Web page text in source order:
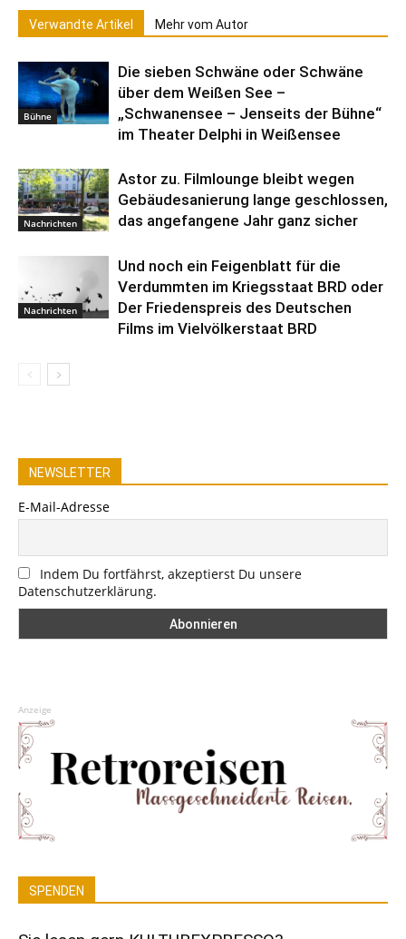
Verwandte Artikel Mehr vom Autor
Bühne
Die sieben Schwäne oder Schwäne
über dem Weißen See –
„Schwanensee – Jenseits der Bühne“
im Theater Delphi in Weißensee
Nachrichten
Astor zu. Filmlounge bleibt wegen
Gebäudesanierung lange geschlossen,
das angefangene Jahr ganz sicher
Nachrichten
Und noch ein Feigenblatt für die
Verdummten im Kriegsstaat BRD oder
Der Friedenspreis des Deutschen
Films im Vielvölkerstaat BRD
NEWSLETTER
E-Mail-Adresse
Indem Du fortfährst, akzeptierst Du unsere
Datenschutzerklärung.
Anzeige
SPENDEN